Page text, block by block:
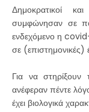
Δημοκρατικοί
συμφώνησαν σε
ενδεχόμενο η
σε (επιστημονικές)
Για να στηρίξουν
ανέφεραν πέντε
έχει βιολογικά